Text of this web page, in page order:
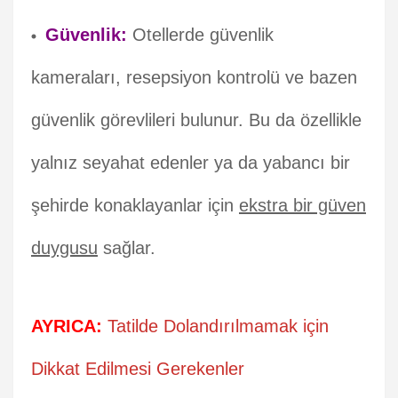
Güvenlik: Otellerde güvenlik
kameraları, resepsiyon kontrolü ve bazen
güvenlik görevlileri bulunur. Bu da özellikle
yalnız seyahat edenler ya da yabancı bir
şehirde konaklayanlar için ekstra bir güven
duygusu sağlar.
AYRICA: Tatilde Dolandırılmamak için
Dikkat Edilmesi Gerekenler